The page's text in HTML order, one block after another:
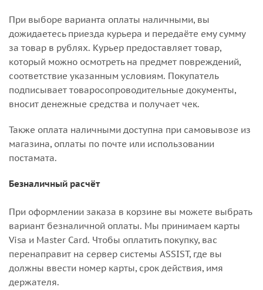
При выборе варианта оплаты наличными, вы
дожидаетесь приезда курьера и передаёте ему сумму
за товар в рублях. Курьер предоставляет товар,
который можно осмотреть на предмет повреждений,
соответствие указанным условиям. Покупатель
подписывает товаросопроводительные документы,
вносит денежные средства и получает чек.
Также оплата наличными доступна при самовывозе из
магазина, оплаты по почте или использовании
постамата.
Безналичный расчёт
При оформлении заказа в корзине вы можете выбрать
вариант безналичной оплаты. Мы принимаем карты
Visa и Master Card. Чтобы оплатить покупку, вас
перенаправит на сервер системы ASSIST, где вы
должны ввести номер карты, срок действия, имя
держателя.